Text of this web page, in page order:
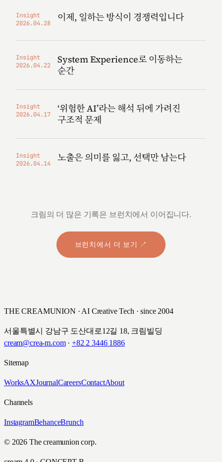
Insight
2026.04.28
이제, 일하는 방식이 경쟁력입니다
Insight
2026.04.22
System Experience로 이동하는
순간
Insight
2026.04.17
‘위험한 AI’라는 해석 뒤에 가려진
구조적 문제
Insight
2026.04.14
노출은 의미를 잃고, 선택만 남는다
크림의 더 많은 기록은 브런치에서 이어집니다.
브런치에서 더 보기 ↗
THE CREAMUNION · AI Creative Tech · since 2004
서울특별시 강남구 도산대로12길 18, 크림빌딩
cream@crea-m.com· +82 2 3446 1886
Sitemap
WorksAXJournalCareersContactAbout
Channels
InstagramBehanceBrunch
© 2026 The creamunion corp.